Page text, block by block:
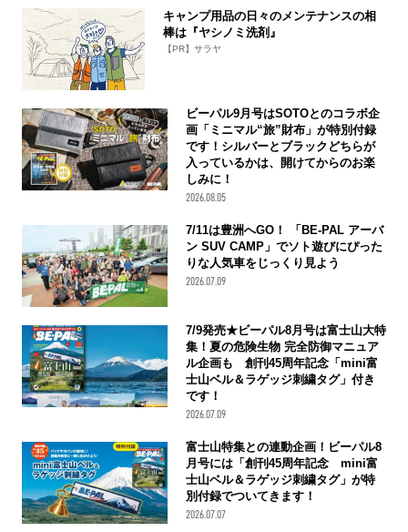
キャンプ用品の日々のメンテナンスの相
棒は『ヤシノミ洗剤』
【PR】サラヤ
ビーパル9月号はSOTOとのコラボ企
画「ミニマル“旅”財布」が特別付録
です！シルバーとブラックどちらが
入っているかは、開けてからのお楽
しみに！
2026.08.05
7/11は豊洲へGO！ 「BE-PAL アーバ
ン SUV CAMP」でソト遊びにぴった
りな人気車をじっくり見よう
2026.07.09
7/9発売★ビーパル8月号は富士山大特
集！夏の危険生物 完全防御マニュア
ル企画も 創刊45周年記念「mini富
士山ベル＆ラゲッジ刺繍タグ」付き
です！
2026.07.09
富士山特集との連動企画！ビーパル8
月号には「創刊45周年記念 mini富
士山ベル＆ラゲッジ刺繍タグ」が特
別付録でついてきます！
2026.07.07